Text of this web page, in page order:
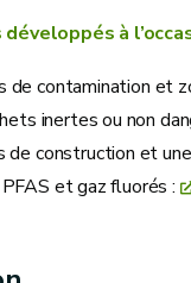
à
contamination et
inertes ou non
construction et
et gaz fluorés :